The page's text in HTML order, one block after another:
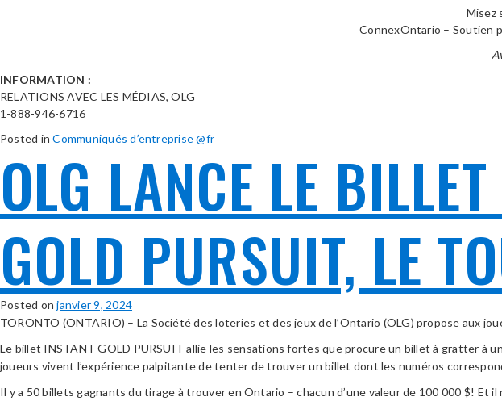
Misez
ConnexOntario – Soutien
INFORMATION :
RELATIONS AVEC LES MÉDIAS, OLG
1-888-946-6716
Posted inCommuniqués d’entreprise @fr
OLG LANCE LE
GOLD PURSUIT, LE
Posted onjanvier 9, 2024
TORONTO (ONTARIO) – La Société des loteries et des jeux de l’Ontario (OLG) propose aux
Le billet INSTANT GOLD PURSUIT allie les sensations fortes que procure un billet à gratter à
joueurs vivent l’expérience palpitante de tenter de trouver un billet dont les numéros
Il y a 50 billets gagnants du tirage à trouver en Ontario – chacun d’une valeur de 100 000 $! Et